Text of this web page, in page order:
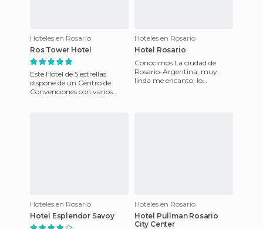
Hoteles en Rosario
Ros Tower Hotel
Este Hotel de 5 estrellas
dispone de un Centro de
Convenciones con varios
Hoteles en Rosario
Hotel Rosario
Conocimos La ciudad de
Rosario-Argentina, muy
linda me encanto, lo
Hoteles en Rosario
Hotel Esplendor Savoy
Hoteles en Rosario
Hotel Pullman Rosario
City Center